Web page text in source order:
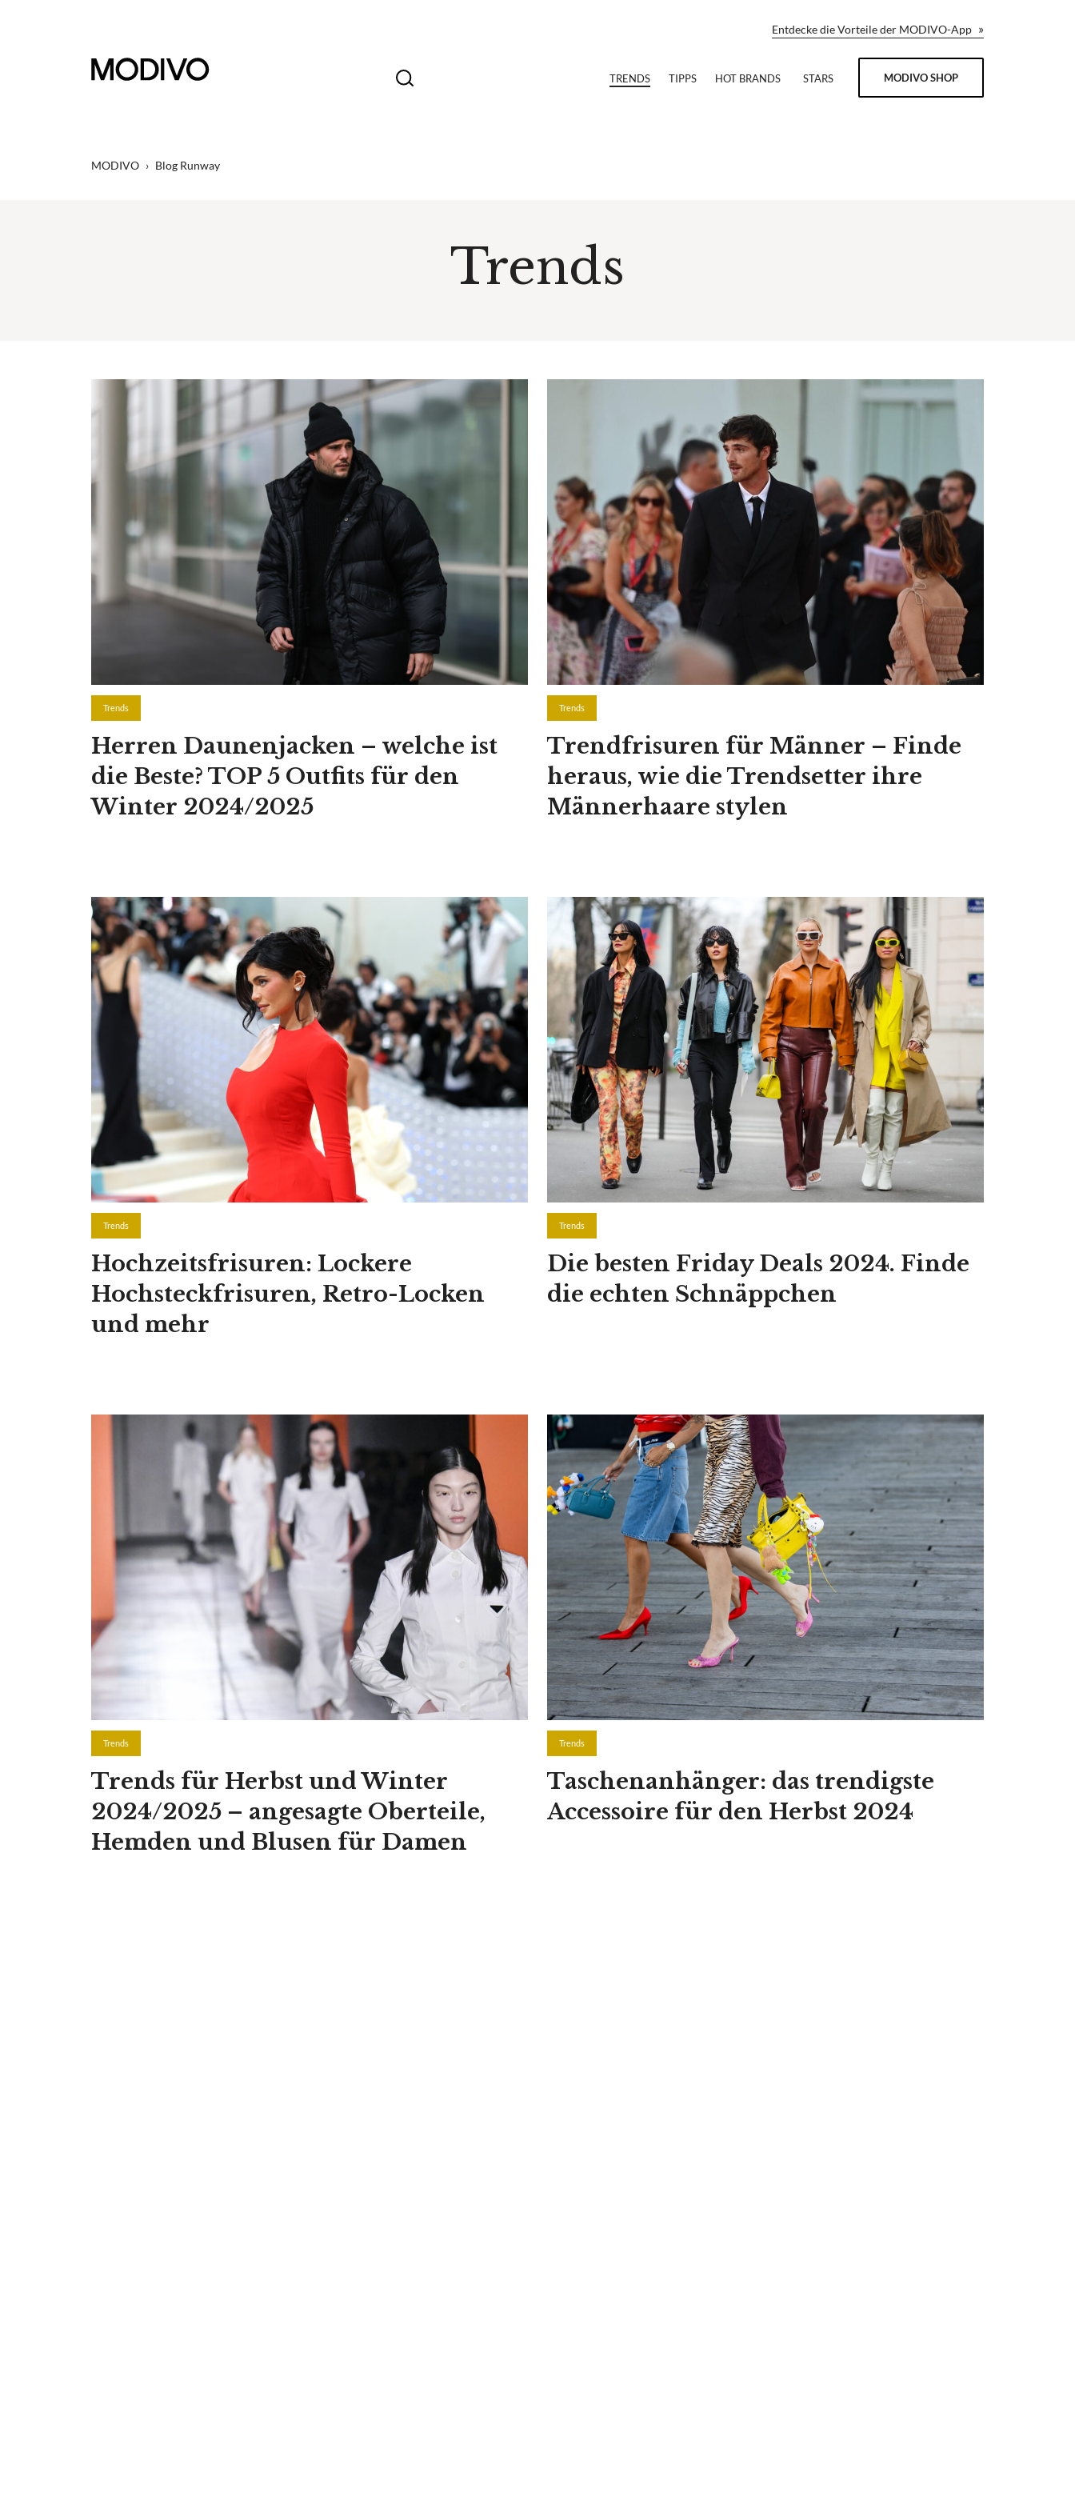
Entdecke die Vorteile der MODIVO-App »
TRENDS TIPPS HOT BRANDS STARS MODIVO SHOP
MODIVO › Blog Runway
Trends
Trends
Herren Daunenjacken – welche ist
die Beste? TOP 5 Outfits für den
Winter 2024/2025
Trends
Trendfrisuren für Männer – Finde
heraus, wie die Trendsetter ihre
Männerhaare stylen
Trends
Hochzeitsfrisuren: Lockere
Hochsteckfrisuren, Retro-Locken
und mehr
Trends
Die besten Friday Deals 2024. Finde
die echten Schnäppchen
Trends
Trends für Herbst und Winter
2024/2025 – angesagte Oberteile,
Hemden und Blusen für Damen
Trends
Taschenanhänger: das trendigste
Accessoire für den Herbst 2024